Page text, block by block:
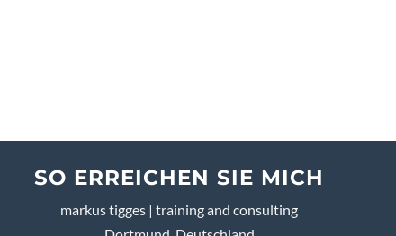
SO ERREICHEN SIE MICH
markus tigges | training and consulting